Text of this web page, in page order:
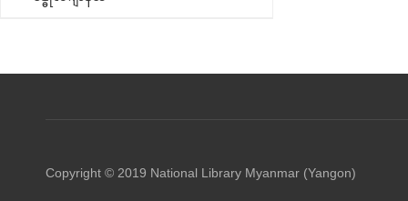
Copyright © 2019 National Library Myanmar (Yangon)